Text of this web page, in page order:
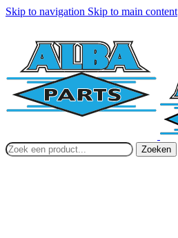
Skip to navigation Skip to main content
Zoeken